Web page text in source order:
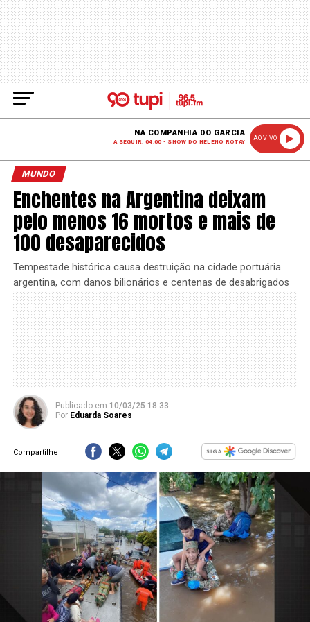
NA COMPANHIA DO GARCIA
A SEGUIR: 04:00 - SHOW DO HELENO ROTAY
AO VIVO
MUNDO
Enchentes na Argentina deixam
pelo menos 16 mortos e mais de
100 desaparecidos
Tempestade histórica causa destruição na cidade portuária
argentina, com danos bilionários e centenas de desabrigados
Publicado em 10/03/25 18:33
Por Eduarda Soares
Compartilhe